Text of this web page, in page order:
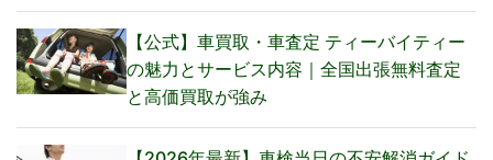
【公式】車買取・車査定 ティーバイティー
の魅力とサービス内容｜全国出張無料査定
と高価買取が強み